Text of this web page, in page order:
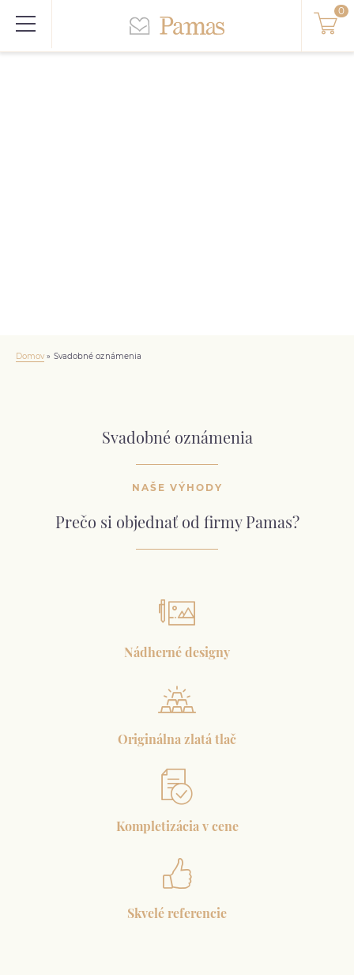
Domov» Svadobné oznámenia
Svadobné oznámenia
NAŠE VÝHODY
Prečo si objednať od firmy Pamas?
Nádherné designy
Originálna zlatá tlač
Kompletizácia v cene
Skvelé referencie